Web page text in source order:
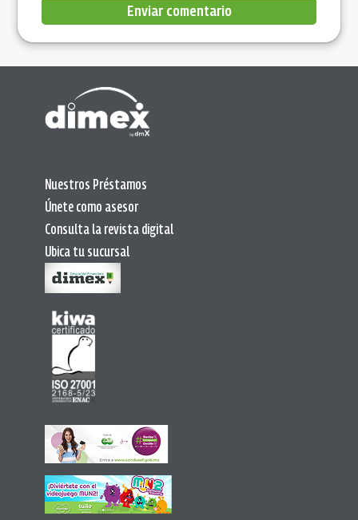
Enviar comentario
Nuestros Préstamos
Únete como asesor
Consulta la revista digital
Ubica tu sucursal